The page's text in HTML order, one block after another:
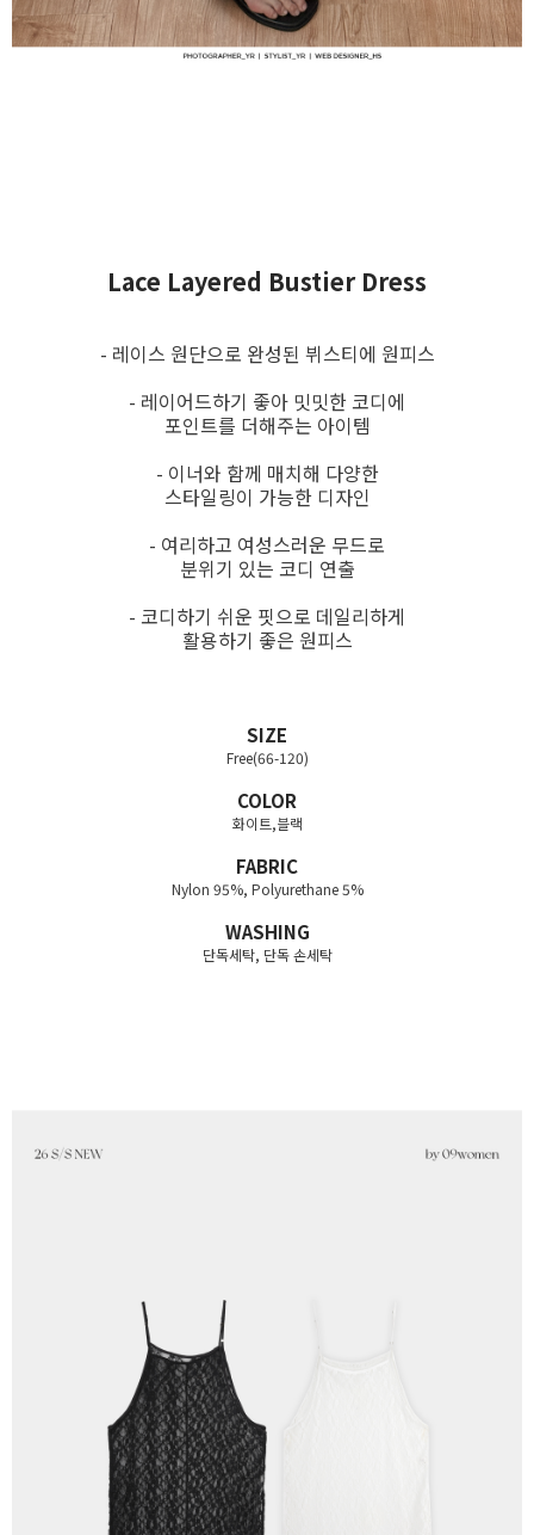
Lace Layered Bustier Dress
- 레이스 원단으로 완성된 뷔스티에 원피스
- 레이어드하기 좋아 밋밋한 코디에
포인트를 더해주는 아이템
- 이너와 함께 매치해 다양한
스타일링이 가능한 디자인
- 여리하고 여성스러운 무드로
분위기 있는 코디 연출
- 코디하기 쉬운 핏으로 데일리하게
활용하기 좋은 원피스
SIZE
Free(66-120)
COLOR
화이트,블랙
FABRIC
Nylon 95%, Polyurethane 5%
WASHING
단독세탁, 단독 손세탁